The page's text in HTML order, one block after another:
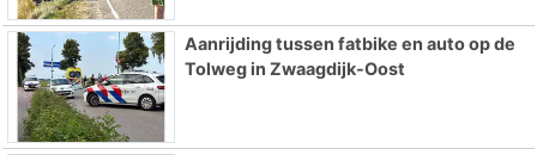
Aanrijding tussen fatbike en auto op de
Tolweg in Zwaagdijk-Oost